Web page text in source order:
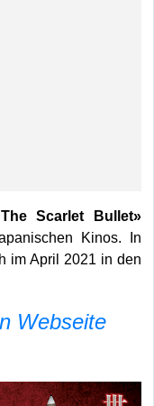
Scarlet Bullet»
Kinos. In
im April 2021 in den
Webseite